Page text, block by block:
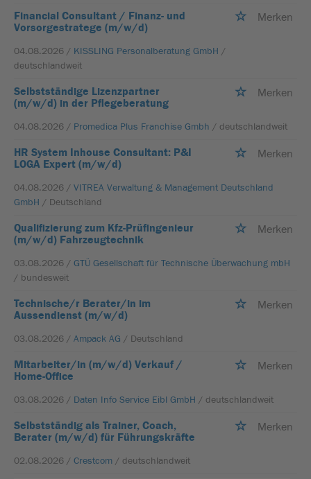
Financial Consultant / Finanz- und
Vorsorgestratege (m/w/d)
Merken
04.08.2026 / KISSLING Personalberatung GmbH /
deutschlandweit
Selbstständige Lizenzpartner
(m/w/d) in der Pflegeberatung
Merken
04.08.2026 / Promedica Plus Franchise Gmbh / deutschlandweit
HR System Inhouse Consultant: P&I
LOGA Expert (m/w/d)
Merken
04.08.2026 / VITREA Verwaltung & Management Deutschland
GmbH / Deutschland
Qualifizierung zum Kfz-Prüfingenieur
(m/w/d) Fahrzeugtechnik
Merken
03.08.2026 / GTÜ Gesellschaft für Technische Überwachung mbH
/ bundesweit
Technische/r Berater/in im
Aussendienst (m/w/d)
Merken
03.08.2026 / Ampack AG / Deutschland
Mitarbeiter/in (m/w/d) Verkauf /
Home-Office
Merken
03.08.2026 / Daten Info Service Eibl GmbH / deutschlandweit
Selbstständig als Trainer, Coach,
Berater (m/w/d) für Führungskräfte
Merken
02.08.2026 / Crestcom / deutschlandweit